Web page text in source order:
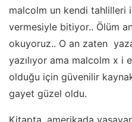
malcolm un kendi tahlilleri
vermesiyle bitiyor.. Ölüm
okuyoruz.. O an zaten
yazılıyor ama malcolm x i
olduğu için güvenilir
gayet güzel oldu.
Kitapta, amerikada